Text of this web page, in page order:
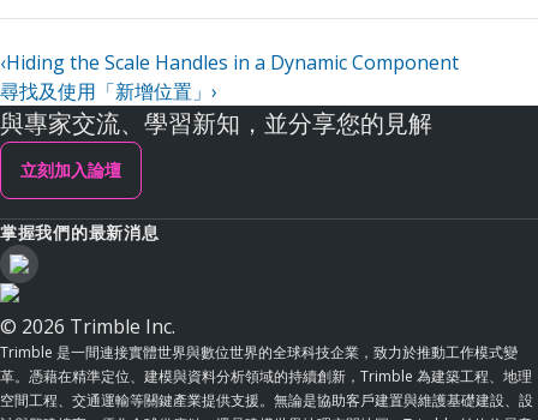
‹Hiding the Scale Handles in a Dynamic Component
尋找及使用「新增位置」 ›
與專家交流、學習新知，並分享您的見解
立刻加入論壇
掌握我們的最新消息
© 2026 Trimble Inc.
Trimble 是一間連接實體世界與數位世界的全球科技企業，致力於推動工作模式變
革。憑藉在精準定位、建模與資料分析領域的持續創新，Trimble 為建築工程、地理
空間工程、交通運輸等關鍵產業提供支援。無論是協助客戶建置與維護基礎建設、設